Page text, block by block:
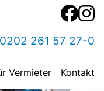
0202 261 57 27-0
Vermieter Kontakt